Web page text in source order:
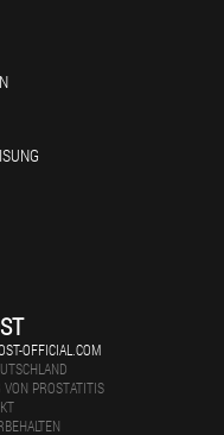
OFFICIAL.COM
PROSTATITIS